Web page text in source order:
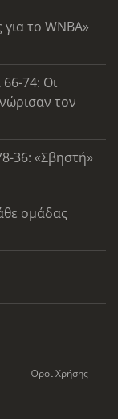
το WNBA»
74: Οι
τον
36: «Σβηστή»
ομάδας
Όροι Χρήσης